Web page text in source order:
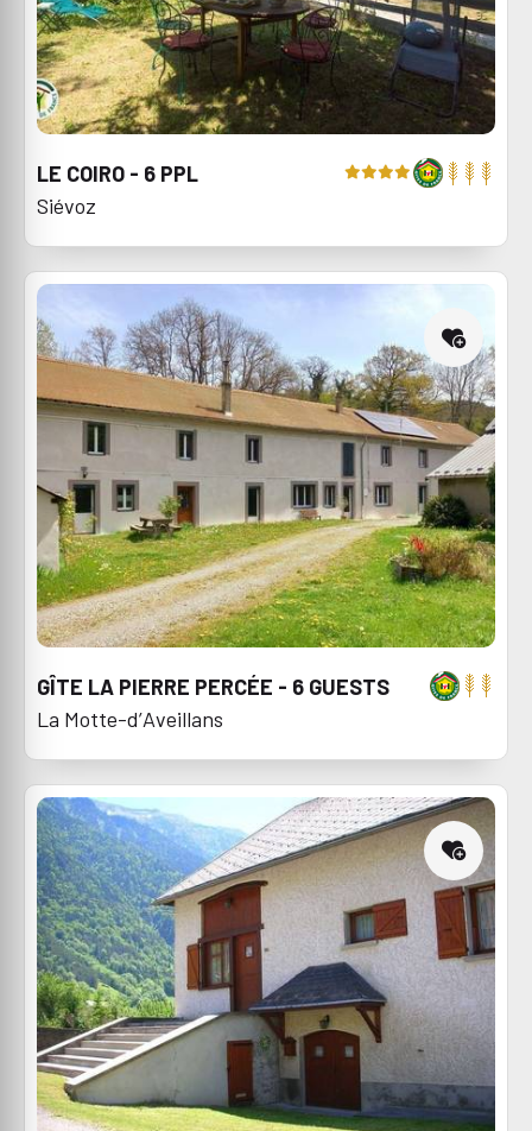
LE COIRO - 6 PPL
Siévoz
GÎTE LA PIERRE PERCÉE - 6 GUESTS
La Motte-d’Aveillans